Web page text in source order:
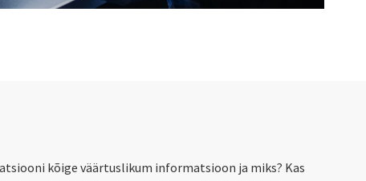
kõige väärtuslikum informatsioon ja miks? Kas